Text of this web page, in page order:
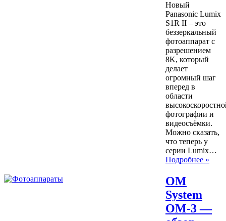
Новый
Panasonic Lumix
S1R II – это
беззеркальный
фотоаппарат с
разрешением
8K, который
делает
огромный шаг
вперед в
области
фотографии и
видеосъёмки.
Можно сказать,
что теперь у
серии Lumix…
Подробнее »
OM
System
OM-3 —